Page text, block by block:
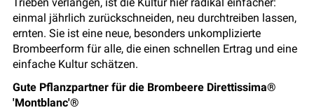
einmal jährlich zurückschneiden, neu durchtreiben lassen,
ernten. Sie ist eine neue, besonders unkomplizierte
Brombeerform für alle, die einen schnellen Ertrag und eine
einfache Kultur schätzen.
Gute Pflanzpartner für die Brombeere Direttissima®
'Montblanc'®